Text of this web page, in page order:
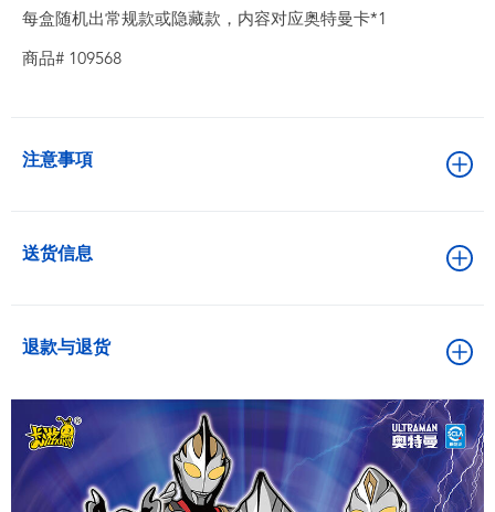
每盒随机出常规款或隐藏款，内容对应奥特曼卡*1
商品# 109568
注意事項
送货信息
退款与退货